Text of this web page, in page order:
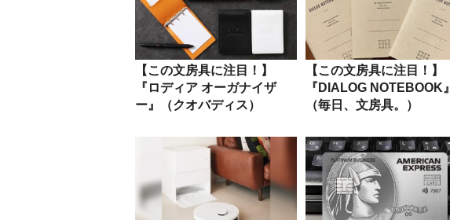
【この文房具に注目！】
『ロディア オーガナイザ
ー』（クオバディス）
【この文房具に注目！】
『DIALOG NOTEBOOK』
（毎日、文房具。）